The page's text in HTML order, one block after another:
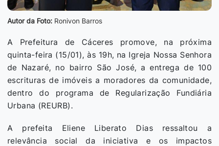
Autor da Foto: Ronivon Barros
A Prefeitura de Cáceres promove, na próxima
quinta-feira (15/01), às 19h, na Igreja Nossa Senhora
de Nazaré, no bairro São José, a entrega de 100
escrituras de imóveis a moradores da comunidade,
dentro do programa de Regularização Fundiária
Urbana (REURB).
A prefeita Eliene Liberato Dias ressaltou a
relevância social da iniciativa e os impactos